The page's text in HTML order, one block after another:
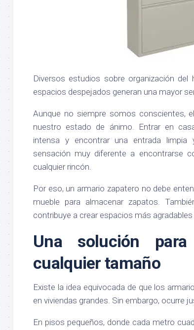
Diversos estudios sobre organización del
espacios despejados generan una mayor
Aunque no siempre somos conscientes,
nuestro estado de ánimo. Entrar en
intensa y encontrar una entrada limpia
sensación muy diferente a encontrarse
cualquier rincón.
Por eso, un armario zapatero no debe
mueble para almacenar zapatos.
contribuye a crear espacios más
Una solución
cualquier tamaño
Existe la idea equivocada de que los
en viviendas grandes. Sin embargo, ocurre
En pisos pequeños, donde cada metro